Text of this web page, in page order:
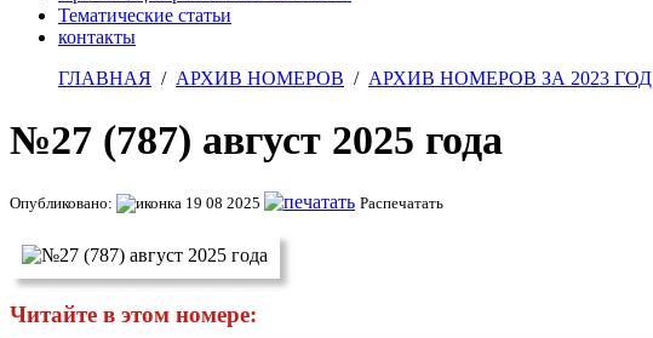
Тематические статьи
контакты
ГЛАВНАЯ / АРХИВ НОМЕРОВ / АРХИВ НОМЕРОВ ЗА 2023 ГОД
№27 (787) август 2025 года
Опубликовано: 19 08 2025 Распечатать
Читайте в этом номере: